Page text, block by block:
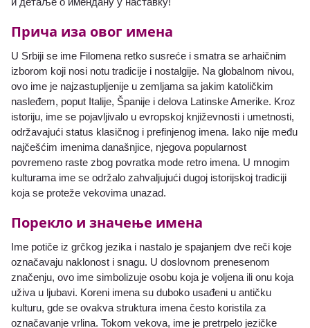
Прича иза овог имена
U Srbiji se ime Filomena retko susreće i smatra se arhaičnim
izborom koji nosi notu tradicije i nostalgije. Na globalnom nivou,
ovo ime je najzastupljenije u zemljama sa jakim katoličkim
nasleđem, poput Italije, Španije i delova Latinske Amerike. Kroz
istoriju, ime se pojavljivalo u evropskoj književnosti i umetnosti,
održavajući status klasičnog i prefinjenog imena. Iako nije među
najčešćim imenima današnjice, njegova popularnost
povremeno raste zbog povratka mode retro imena. U mnogim
kulturama ime se održalo zahvaljujući dugoj istorijskoj tradiciji
koja se proteže vekovima unazad.
Порекло и значење имена
Ime potiče iz grčkog jezika i nastalo je spajanjem dve reči koje
označavaju naklonost i snagu. U doslovnom prenesenom
značenju, ovo ime simbolizuje osobu koja je voljena ili onu koja
uživa u ljubavi. Koreni imena su duboko usađeni u antičku
kulturu, gde se ovakva struktura imena često koristila za
označavanje vrlina. Tokom vekova, ime je pretrpelo jezičke